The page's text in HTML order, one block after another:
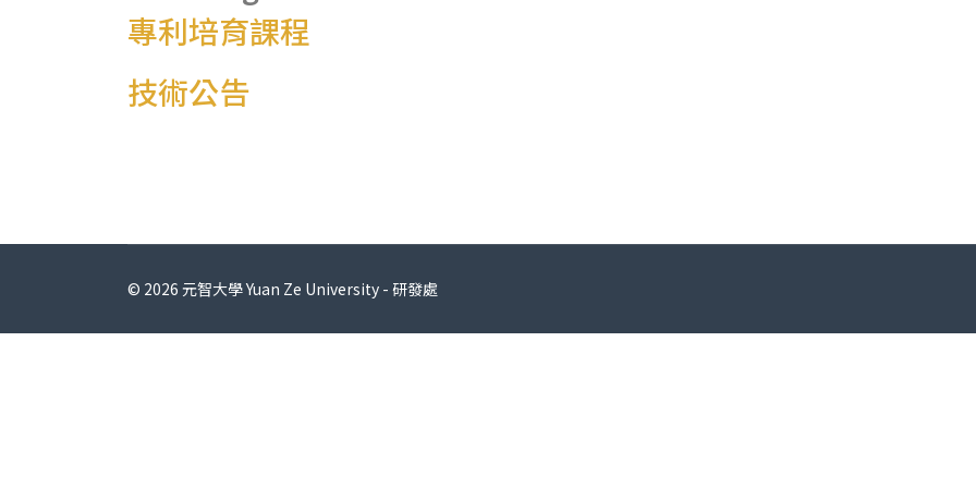
專利培育課程
技術公告
© 2026 元智大學 Yuan Ze University - 研發處